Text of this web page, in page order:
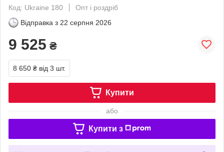
Код: Ukraine 180
Опт і роздріб
Відправка з 22 серпня 2026
9 525 ₴
8 650 ₴ від 3 шт.
Купити
або
Купити з